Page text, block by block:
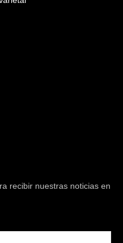
recibir nuestras noticias en